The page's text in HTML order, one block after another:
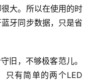
大。所以在使用的时
牙同步数据，只是省
旧，不够极客范儿。
只有简单的两个LED